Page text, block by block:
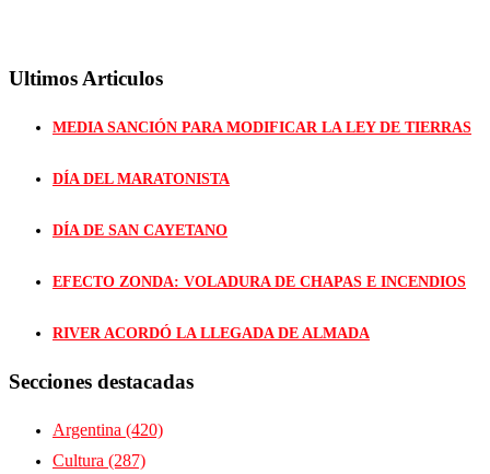
Ultimos Articulos
MEDIA SANCIÓN PARA MODIFICAR LA LEY DE TIERRAS
DÍA DEL MARATONISTA
DÍA DE SAN CAYETANO
EFECTO ZONDA: VOLADURA DE CHAPAS E INCENDIOS
RIVER ACORDÓ LA LLEGADA DE ALMADA
Secciones destacadas
Argentina (420)
Cultura (287)